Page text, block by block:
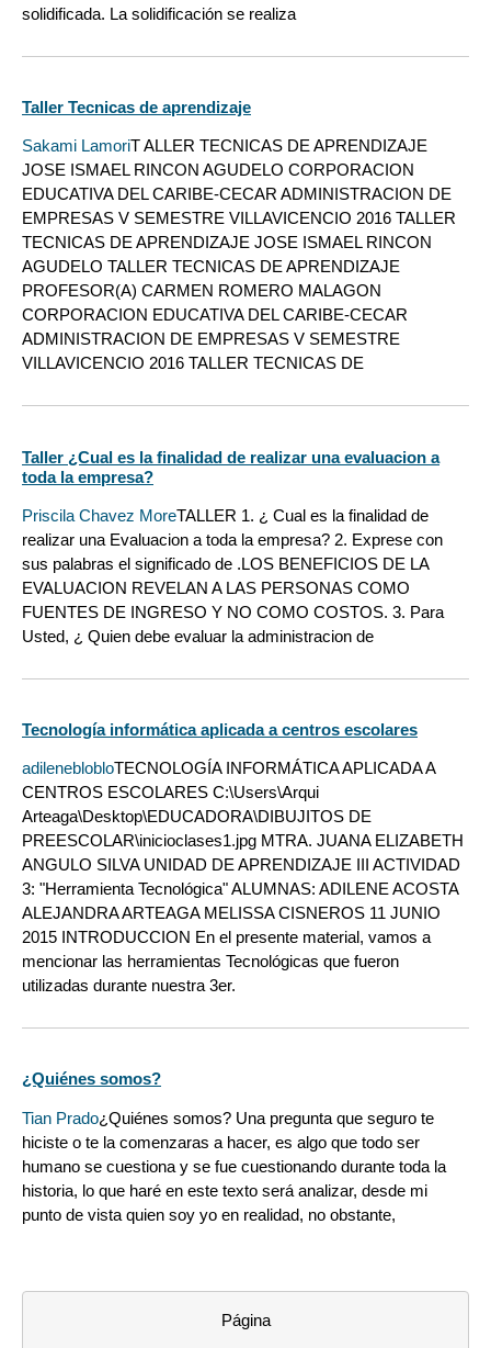
solidificada. La solidificación se realiza
Taller Tecnicas de aprendizaje
Sakami LamoriT ALLER TECNICAS DE APRENDIZAJE
JOSE ISMAEL RINCON AGUDELO CORPORACION
EDUCATIVA DEL CARIBE-CECAR ADMINISTRACION DE
EMPRESAS V SEMESTRE VILLAVICENCIO 2016 TALLER
TECNICAS DE APRENDIZAJE JOSE ISMAEL RINCON
AGUDELO TALLER TECNICAS DE APRENDIZAJE
PROFESOR(A) CARMEN ROMERO MALAGON
CORPORACION EDUCATIVA DEL CARIBE-CECAR
ADMINISTRACION DE EMPRESAS V SEMESTRE
VILLAVICENCIO 2016 TALLER TECNICAS DE
Taller ¿Cual es la finalidad de realizar una evaluacion a
toda la empresa?
Priscila Chavez MoreTALLER 1. ¿ Cual es la finalidad de
realizar una Evaluacion a toda la empresa? 2. Exprese con
sus palabras el significado de .LOS BENEFICIOS DE LA
EVALUACION REVELAN A LAS PERSONAS COMO
FUENTES DE INGRESO Y NO COMO COSTOS. 3. Para
Usted, ¿ Quien debe evaluar la administracion de
Tecnología informática aplicada a centros escolares
adileneblobloTECNOLOGÍA INFORMÁTICA APLICADA A
CENTROS ESCOLARES C:\Users\Arqui
Arteaga\Desktop\EDUCADORA\DIBUJITOS DE
PREESCOLAR\inicioclases1.jpg MTRA. JUANA ELIZABETH
ANGULO SILVA UNIDAD DE APRENDIZAJE III ACTIVIDAD
3: "Herramienta Tecnológica" ALUMNAS: ADILENE ACOSTA
ALEJANDRA ARTEAGA MELISSA CISNEROS 11 JUNIO
2015 INTRODUCCION En el presente material, vamos a
mencionar las herramientas Tecnológicas que fueron
utilizadas durante nuestra 3er.
¿Quiénes somos?
Tian Prado¿Quiénes somos? Una pregunta que seguro te
hiciste o te la comenzaras a hacer, es algo que todo ser
humano se cuestiona y se fue cuestionando durante toda la
historia, lo que haré en este texto será analizar, desde mi
punto de vista quien soy yo en realidad, no obstante,
Página